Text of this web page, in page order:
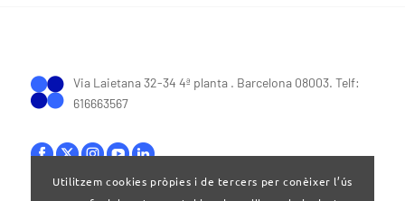
Via Laietana 32-34 4ª planta . Barcelona 08003. Telf:
616663567
Utilitzem cookies pròpies i de tercers per conèixer l’ús